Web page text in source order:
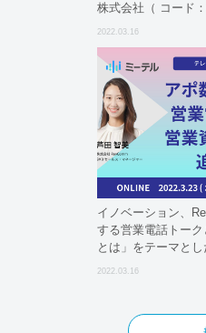
株式会社（ コード
2022.03.16
イノベーション、
する営業電話トー
とは」をテーマと
2022.03.16